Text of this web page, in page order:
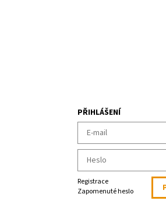
PŘIHLÁŠENÍ
Registrace
Zapomenuté heslo